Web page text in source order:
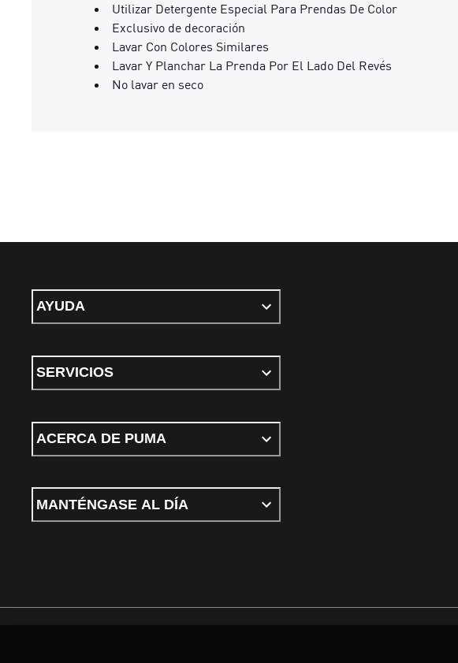
Utilizar Detergente Especial Para Prendas De Color
Exclusivo de decoración
Lavar Con Colores Similares
Lavar Y Planchar La Prenda Por El Lado Del Revés
No lavar en seco
AYUDA
SERVICIOS
ACERCA DE PUMA
MANTÉNGASE AL DÍA